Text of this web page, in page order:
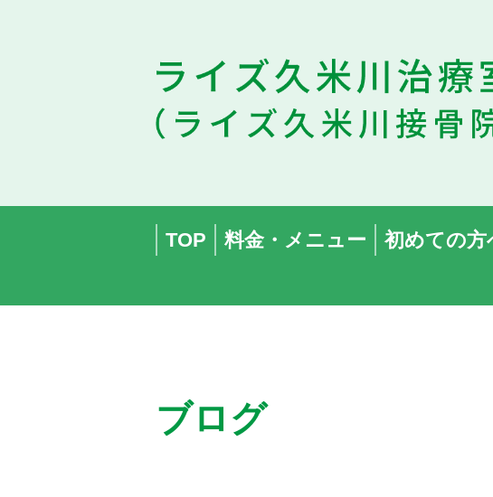
TOP 料金・メニュー 初めての方
ブログ